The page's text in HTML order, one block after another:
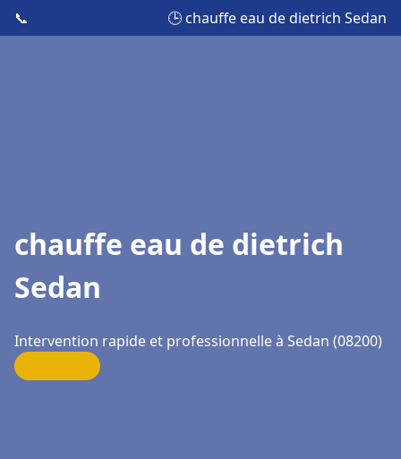
📞 🕒 chauffe eau de dietrich Sedan
chauffe eau de dietrich
Sedan
Intervention rapide et professionnelle à Sedan (08200)